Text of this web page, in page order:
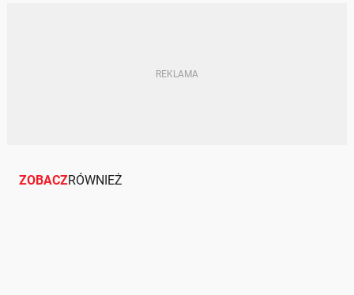
ZOBACZRÓWNIEŻ